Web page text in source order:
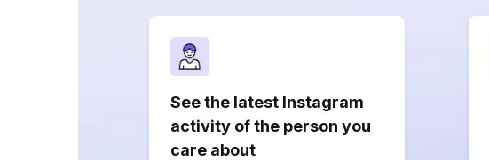
See the latest Instagram
activity of the person you
care about